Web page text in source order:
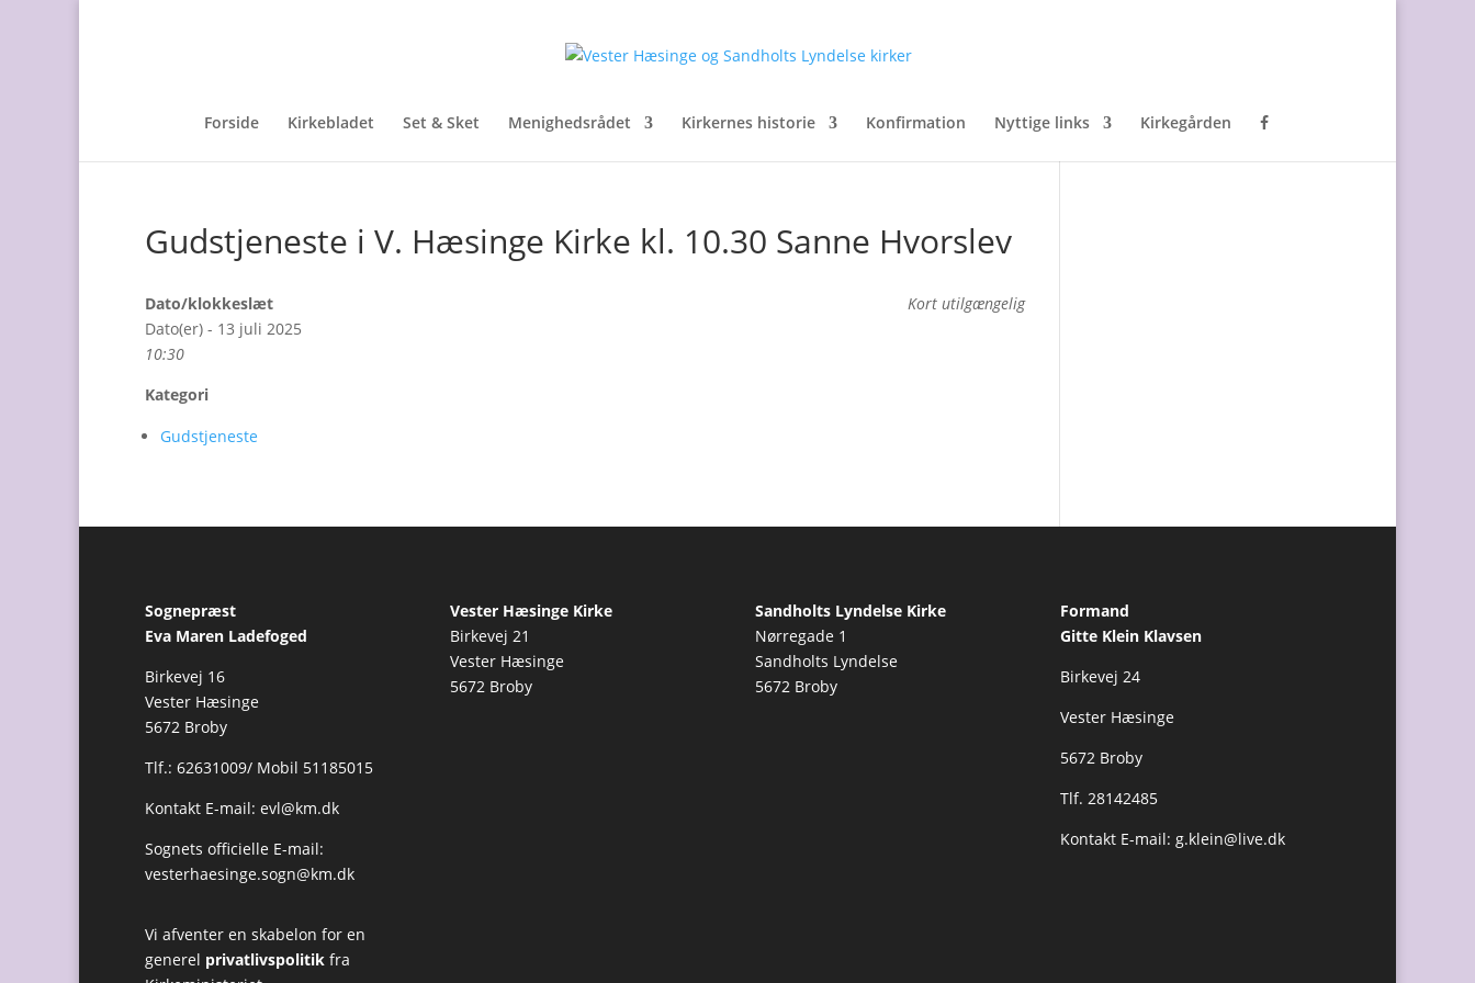
Forside Kirkebladet Set & Sket Menighedsrådet Kirkernes historie Konfirmation Nyttige links Kirkegården
Gudstjeneste i V. Hæsinge Kirke kl. 10.30 Sanne Hvorslev
Kort utilgængelig
Dato/klokkeslæt
Dato(er) - 13 juli 2025
10:30
Kategori
Gudstjeneste
Sognepræst
Eva Maren Ladefoged
Birkevej 16
Vester Hæsinge
5672 Broby
Tlf.: 62631009/ Mobil 51185015
Kontakt E-mail: evl@km.dk
Sognets officielle E-mail:
vesterhaesinge.sogn@km.dk
Vi afventer en skabelon for en
generel privatlivspolitik fra
Vester Hæsinge Kirke
Birkevej 21
Vester Hæsinge
5672 Broby
Sandholts Lyndelse Kirke
Nørregade 1
Sandholts Lyndelse
5672 Broby
Formand
Gitte Klein Klavsen
Birkevej 24
Vester Hæsinge
5672 Broby
Tlf. 28142485
Kontakt E-mail: g.klein@live.dk